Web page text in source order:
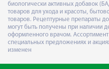
биологически активных добавок
товаров для ухода и красоты,
товаров. Рецептурные препараты
могут быть получены при наличии
оформленного врачом.
специальных предложениях и
изменен